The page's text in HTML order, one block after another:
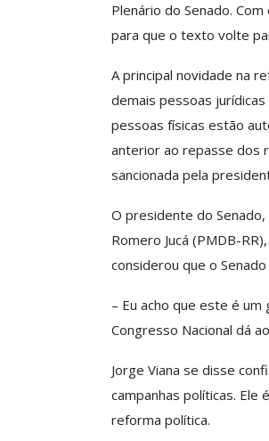
Plenário do Senado.
para que o texto volte
A principal novidade na
demais pessoas
pessoas físicas estão
anterior ao repasse dos
sancionada pela
O presidente do Senado,
Romero Jucá (PMDB-
considerou que o
– Eu acho que este é
Congresso Nacional dá
Jorge Viana se disse
campanhas políticas.
reforma política.